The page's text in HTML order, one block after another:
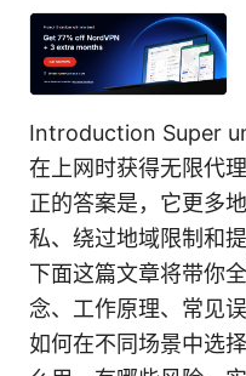
Introduction Super
在上网时获得无限代
正的答案是，它更多
私、绕过地域限制和
下面这篇文章将带你
念、工作原理、常见
如何在不同场景中选